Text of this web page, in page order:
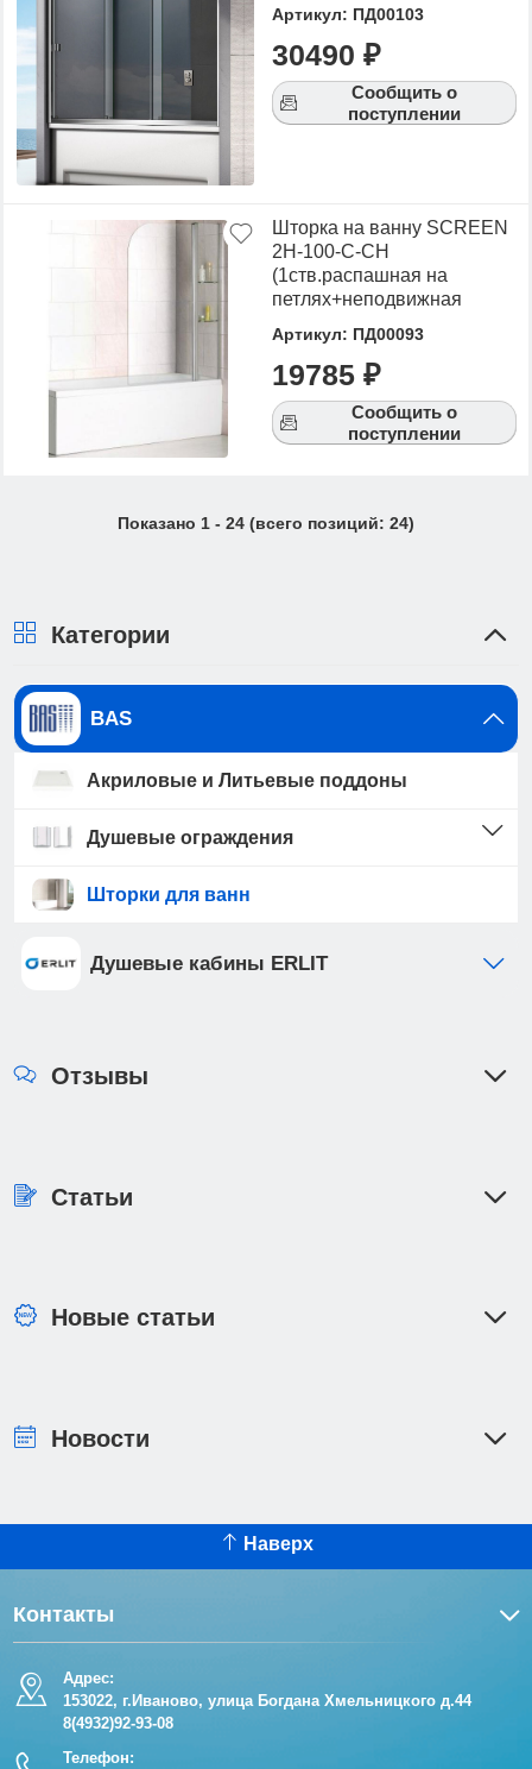
Артикул: ПД00103
30490 ₽
Сообщить о
поступлении
Шторка на ванну SCREEN
2Н-100-C-CH
(1ств.распашная на
петлях+неподвижная
Артикул: ПД00093
19785 ₽
Сообщить о
поступлении
Показано 1 - 24 (всего позиций: 24)
Категории
BAS
Акриловые и Литьевые поддоны
Душевые ограждения
Шторки для ванн
Душевые кабины ERLIT
Отзывы
Статьи
Новые статьи
Новости
Наверх
Контакты
Адрес:
153022, г.Иваново, улица Богдана Хмельницкого д.44
8(4932)92-93-08
Телефон: